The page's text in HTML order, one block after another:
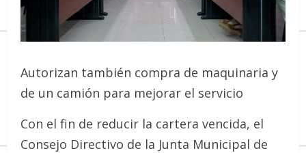
Autorizan también compra de maquinaria y
de un camión para mejorar el servicio
Con el fin de reducir la cartera vencida, el
Consejo Directivo de la Junta Municipal de